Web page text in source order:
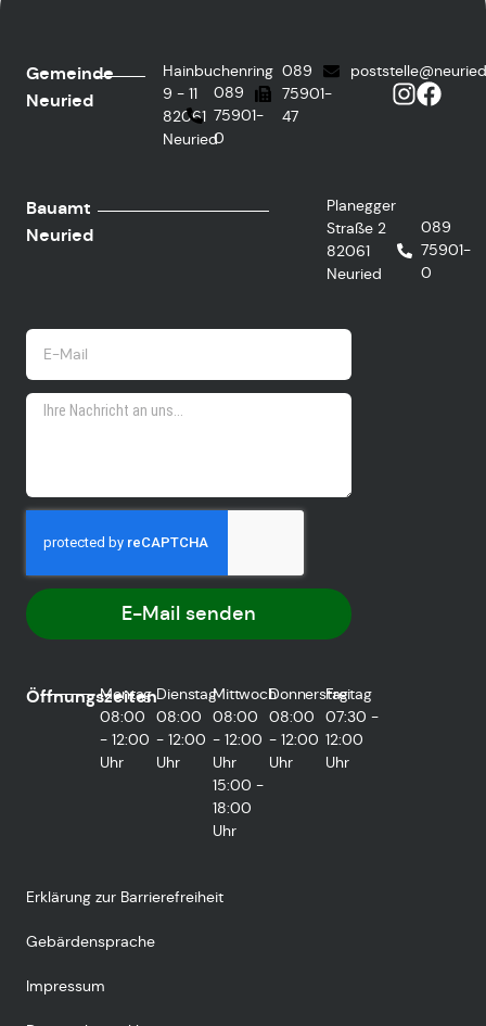
Gemeinde
Neuried
Hainbuchenring
9 - 11
82061
Neuried
089
75901-
0
089
75901-
47
Bauamt
Neuried
Planegger
Straße 2
82061
Neuried
089
75901-
0
E-Mail senden
Öffnungszeiten
Montag
08:00
- 12:00
Uhr
Dienstag
08:00
- 12:00
Uhr
Mittwoch
08:00
- 12:00
Uhr
15:00 -
18:00
Uhr
Donnerstag
08:00
- 12:00
Uhr
Freitag
07:30 -
12:00
Uhr
Erklärung zur Barrierefreiheit
Gebärdensprache
Impressum